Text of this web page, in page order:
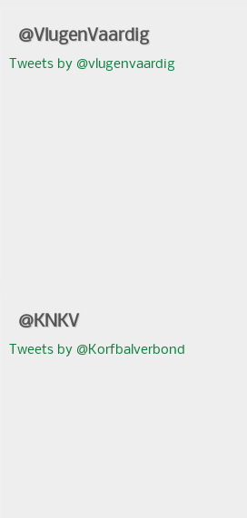
@VlugenVaardig
Tweets by @vlugenvaardig
@KNKV
Tweets by @Korfbalverbond